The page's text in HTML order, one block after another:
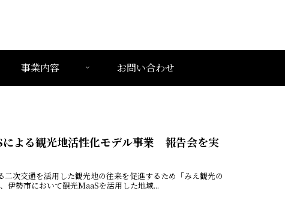
事業内容 お問い合わせ
よる観光地活性化モデル事業 報告会を実
次交通を活用した観光地の往来を促進するため「みえ観光の
伊勢市において観光MaaSを活用した地域...